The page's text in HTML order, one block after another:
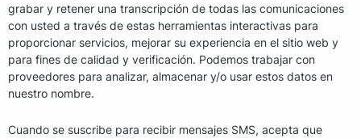
grabar y retener una transcripción de todas las comunicaciones
con usted a través de estas herramientas interactivas para
proporcionar servicios, mejorar su experiencia en el sitio web y
para fines de calidad y verificación. Podemos trabajar con
proveedores para analizar, almacenar y/o usar estos datos en
nuestro nombre.
Cuando se suscribe para recibir mensajes SMS, acepta que